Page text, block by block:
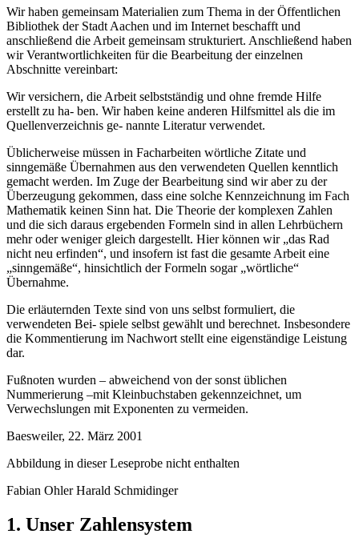
Wir haben gemeinsam Materialien zum Thema in der Öffentlichen
Bibliothek der Stadt Aachen und im Internet beschafft und
anschließend die Arbeit gemeinsam strukturiert. Anschließend haben
wir Verantwortlichkeiten für die Bearbeitung der einzelnen
Abschnitte vereinbart:
Wir versichern, die Arbeit selbstständig und ohne fremde Hilfe
erstellt zu ha- ben. Wir haben keine anderen Hilfsmittel als die im
Quellenverzeichnis ge- nannte Literatur verwendet.
Üblicherweise müssen in Facharbeiten wörtliche Zitate und
sinngemäße Übernahmen aus den verwendeten Quellen kenntlich
gemacht werden. Im Zuge der Bearbeitung sind wir aber zu der
Überzeugung gekommen, dass eine solche Kennzeichnung im Fach
Mathematik keinen Sinn hat. Die Theorie der komplexen Zahlen
und die sich daraus ergebenden Formeln sind in allen Lehrbüchern
mehr oder weniger gleich dargestellt. Hier können wir „das Rad
nicht neu erfinden“, und insofern ist fast die gesamte Arbeit eine
„sinngemäße“, hinsichtlich der Formeln sogar „wörtliche“
Übernahme.
Die erläuternden Texte sind von uns selbst formuliert, die
verwendeten Bei- spiele selbst gewählt und berechnet. Insbesondere
die Kommentierung im Nachwort stellt eine eigenständige Leistung
dar.
Fußnoten wurden – abweichend von der sonst üblichen
Nummerierung –mit Kleinbuchstaben gekennzeichnet, um
Verwechslungen mit Exponenten zu vermeiden.
Baesweiler, 22. März 2001
Abbildung in dieser Leseprobe nicht enthalten
Fabian Ohler Harald Schmidinger
1. Unser Zahlensystem